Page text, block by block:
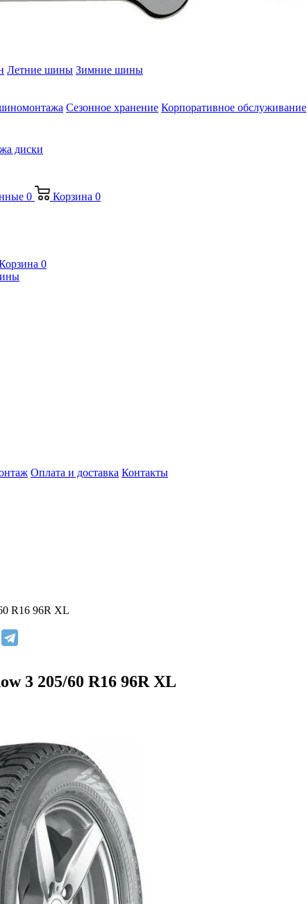
Летние шины Зимние шины
Сезонное хранение Корпоративное обслуживание
диски
0 Корзина 0
0
Оплата и доставка Контакты
R16 96R XL
3 205/60 R16 96R XL